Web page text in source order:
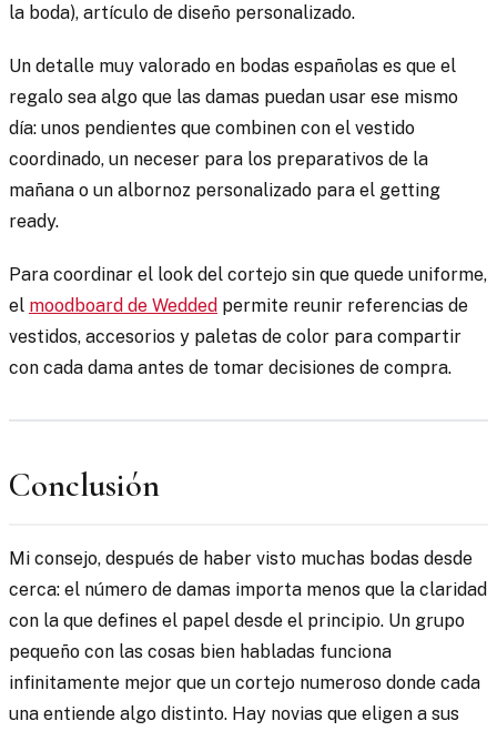
la boda), artículo de diseño personalizado.
Un detalle muy valorado en bodas españolas es que el
regalo sea algo que las damas puedan usar ese mismo
día: unos pendientes que combinen con el vestido
coordinado, un neceser para los preparativos de la
mañana o un albornoz personalizado para el getting
ready.
Para coordinar el look del cortejo sin que quede uniforme,
el moodboard de Wedded permite reunir referencias de
vestidos, accesorios y paletas de color para compartir
con cada dama antes de tomar decisiones de compra.
Conclusión
Mi consejo, después de haber visto muchas bodas desde
cerca: el número de damas importa menos que la claridad
con la que defines el papel desde el principio. Un grupo
pequeño con las cosas bien habladas funciona
infinitamente mejor que un cortejo numeroso donde cada
una entiende algo distinto. Hay novias que eligen a sus